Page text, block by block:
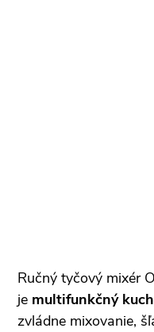
Ručný tyčový mixér
je multifunkčný
zvládne mixovanie,